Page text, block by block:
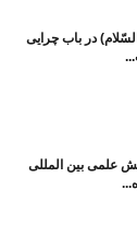
در باب چرایی
علمی بین المللی